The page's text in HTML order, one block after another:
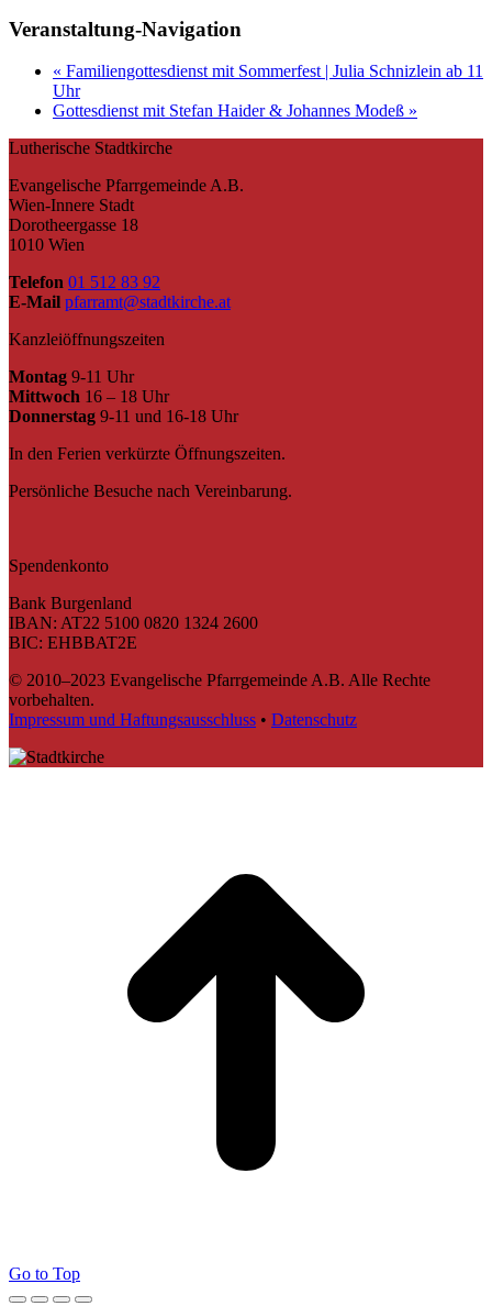
Veranstaltung-Navigation
« Familiengottesdienst mit Sommerfest | Julia Schnizlein ab 11
Uhr
Gottesdienst mit Stefan Haider & Johannes Modeß »
Lutherische Stadtkirche
Evangelische Pfarrgemeinde A.B.
Wien-Innere Stadt
Dorotheergasse 18
1010 Wien
Telefon 01 512 83 92
E-Mail pfarramt@stadtkirche.at
Kanzleiöffnungszeiten
Montag 9-11 Uhr
Mittwoch 16 – 18 Uhr
Donnerstag 9-11 und 16-18 Uhr
In den Ferien verkürzte Öffnungszeiten.
Persönliche Besuche nach Vereinbarung.
Spendenkonto
Bank Burgenland
IBAN: AT22 5100 0820 1324 2600
BIC: EHBBAT2E
© 2010–2023 Evangelische Pfarrgemeinde A.B. Alle Rechte
vorbehalten.
Impressum und Haftungsausschluss • Datenschutz
Go to Top